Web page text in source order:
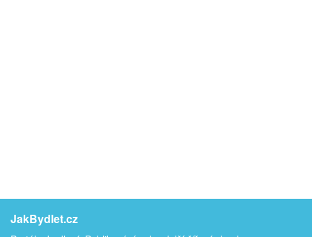
JakBydlet.cz